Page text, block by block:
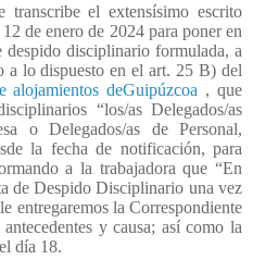
el extensísimo escrito
de enero de 2024 para poner en
disciplinario formulada, a
lo dispuesto en el art. 25 B) del
alojamientos deGuipúzcoa , que
“los/as Delegados/as
o Delegados/as de Personal,
la fecha de notificación, para
a la trabajadora que “En
de Despido Disciplinario una vez
entregaremos la Correspondiente
y causa; así como la
día 18.